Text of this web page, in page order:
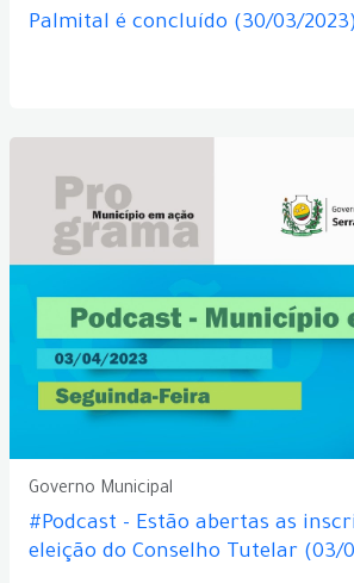
Palmital é concluído (30/03/2023)
Governo Municipal
#Podcast - Estão abertas as
eleição do Conselho Tutelar (03/